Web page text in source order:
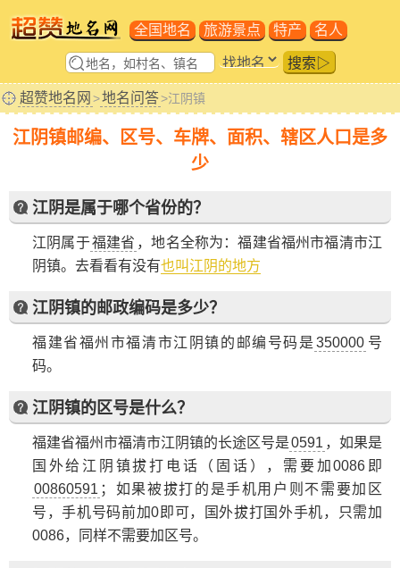
全国地名 旅游景点 特产 名人
搜索▷
超赞地名网 >地名问答>江阴镇
江阴镇邮编、区号、车牌、面积、辖区人口是多
少
江阴是属于哪个省份的？
江阴属于福建省 ，地名全称为：福建省福州市福清市江
阴镇。 去看看有没有也叫江阴的地方
江阴镇的邮政编码是多少？
福建省福州市福清市江阴镇的邮编号码是 350000 号
码。
江阴镇的区号是什么？
福建省福州市福清市江阴镇的长途区号是0591 ，如果是
国外给江阴镇拔打电话（固话），需要加0086即
00860591 ；如果被拔打的是手机用户则不需要加区
号，手机号码前加0即可，国外拔打国外手机，只需加
0086，同样不需要加区号。